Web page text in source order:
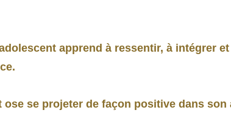
apprend à ressentir, à intégrer
se projeter de façon positive dans